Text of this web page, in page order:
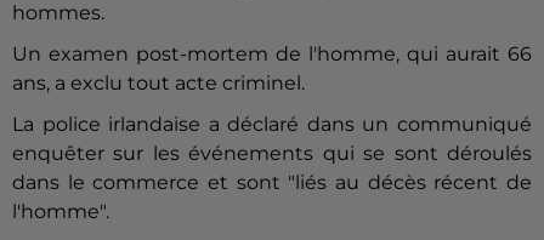
hommes.
Un examen post-mortem de l'homme, qui aurait 66
ans, a exclu tout acte criminel.
La police irlandaise a déclaré dans un communiqué
enquêter sur les événements qui se sont déroulés
dans le commerce et sont "liés au décès récent de
l'homme".